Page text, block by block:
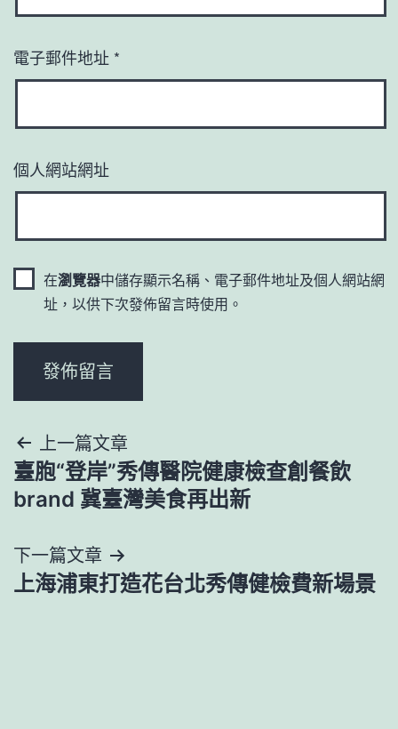
電子郵件地址 *
個人網站網址
在瀏覽器中儲存顯示名稱、電子郵件地址及個人網站網
址，以供下次發佈留言時使用。
文
章
覽
上一篇文章
臺胞“登岸”秀傳醫院健康檢查創餐飲
brand 冀臺灣美食再出新
下一篇文章
上海浦東打造花台北秀傳健檢費新場景